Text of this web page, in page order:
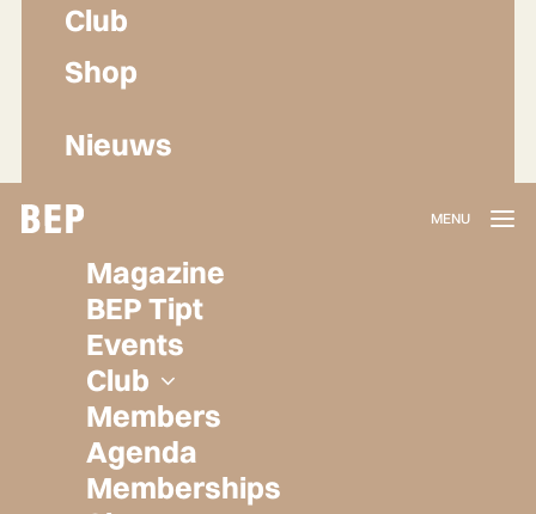
Magazine
BEP Tipt
Events
Club
Members
Agenda
Memberships
Club
Shop
Nieuws
Lidmaatschap
Herroepen
Privacy policy
Algemene voorwaarden